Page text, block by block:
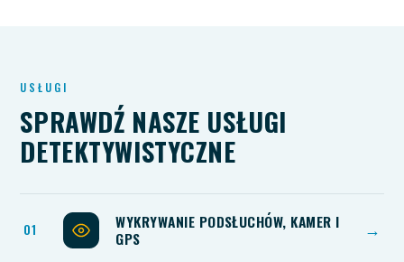
USŁUGI
SPRAWDŹ NASZE USŁUGI
DETEKTYWISTYCZNE
WYKRYWANIE PODSŁUCHÓW, KAMER I
GPS →